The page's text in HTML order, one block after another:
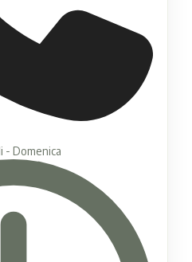
- Domenica